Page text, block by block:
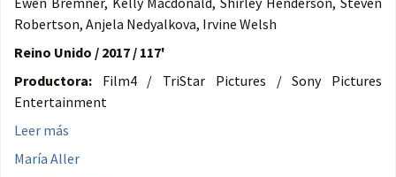
Robertson, Anjela Nedyalkova, Irvine Welsh
Reino Unido / 2017 / 117'
Productora: Film4 / TriStar Pictures / Sony Pictures
Entertainment
Leer más
María Aller